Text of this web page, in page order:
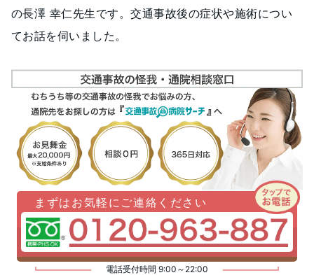
の長澤 幸仁先生です。交通事故後の症状や施術につい
てお話を伺いました。
まずはお気軽にご連絡ください
電話受付時間 9:00～22:00